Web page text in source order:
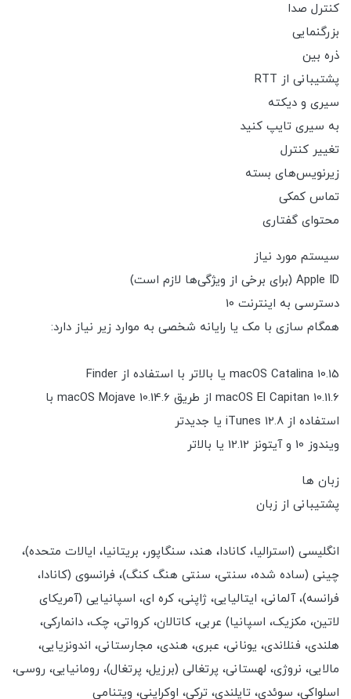
کنترل صدا
بزرگنمایی
ذره بین
پشتیبانی از RTT
سیری و دیکته
به سیری تایپ کنید
تغییر کنترل
زیرنویس‌های بسته
تماس کمکی
محتوای گفتاری
سیستم مورد نیاز
Apple ID (برای برخی از ویژگی‌ها لازم است)
دسترسی به اینترنت 10
همگام سازی با مک یا رایانه شخصی به موارد زیر نیاز دارد:
macOS Catalina 10.15 یا بالاتر با استفاده از Finder
macOS El Capitan 10.11.6 از طریق macOS Mojave 10.14.6 با
استفاده از iTunes 12.8 یا جدیدتر
ویندوز 10 و آیتونز 12.12 یا بالاتر
زبان ها
پشتیبانی از زبان
انگلیسی (استرالیا، کانادا، هند، سنگاپور، بریتانیا، ایالات متحده)،
چینی (ساده شده، سنتی، سنتی هنگ کنگ)، فرانسوی (کانادا،
فرانسه)، آلمانی، ایتالیایی، ژاپنی، کره ای، اسپانیایی (آمریکای
لاتین، مکزیک، اسپانیا) عربی، کاتالان، کرواتی، چک، دانمارکی،
هلندی، فنلاندی، یونانی، عبری، هندی، مجارستانی، اندونزیایی،
مالایی، نروژی، لهستانی، پرتغالی (برزیل، پرتغال)، رومانیایی، روسی،
اسلواکی، سوئدی، تایلندی، ترکی، اوکراینی، ویتنامی